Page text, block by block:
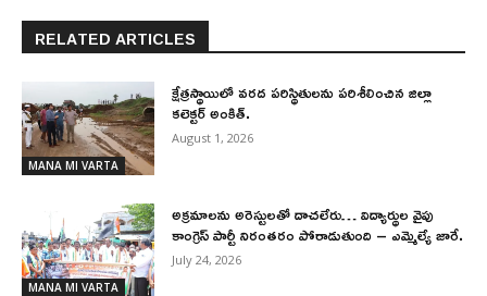
RELATED ARTICLES
MANA MI VARTA
క్షేత్రస్థాయిలో వరద పరిస్థితులను పరిశీలించిన జిల్లా
కలెక్టర్ అంకిత్.
August 1, 2026
MANA MI VARTA
అక్రమాలను అరెస్టులతో దాచలేరు… విద్యార్థుల వైపు
కాంగ్రెస్ పార్టీ నిరంతరం పోరాడుతుంది – ఎమ్మెల్యే జారే.
July 24, 2026